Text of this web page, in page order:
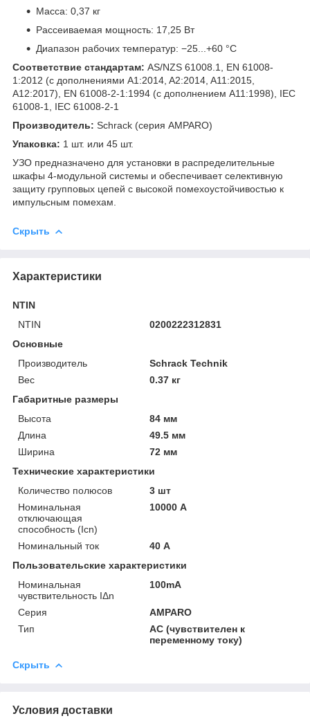
Масса: 0,37 кг
Рассеиваемая мощность: 17,25 Вт
Диапазон рабочих температур: −25...+60 °C
Соответствие стандартам: AS/NZS 61008.1, EN 61008-
1:2012 (с дополнениями A1:2014, A2:2014, A11:2015,
A12:2017), EN 61008-2-1:1994 (с дополнением A11:1998), IEC
61008-1, IEC 61008-2-1
Производитель: Schrack (серия AMPARO)
Упаковка: 1 шт. или 45 шт.
УЗО предназначено для установки в распределительные
шкафы 4-модульной системы и обеспечивает селективную
защиту групповых цепей с высокой помехоустойчивостью к
импульсным помехам.
Скрыть
Характеристики
NTIN
NTIN
0200222312831
Основные
Производитель
Schrack Technik
Вес
0.37 кг
Габаритные размеры
Высота
84 мм
Длина
49.5 мм
Ширина
72 мм
Технические характеристики
Количество полюсов
3 шт
Номинальная
отключающая
способность (Icn)
10000 А
Номинальный ток
40 А
Пользовательские характеристики
Номинальная
чувствительность IΔn
100mA
Серия
AMPARO
Тип
AC (чувствителен к
переменному току)
Скрыть
Условия доставки